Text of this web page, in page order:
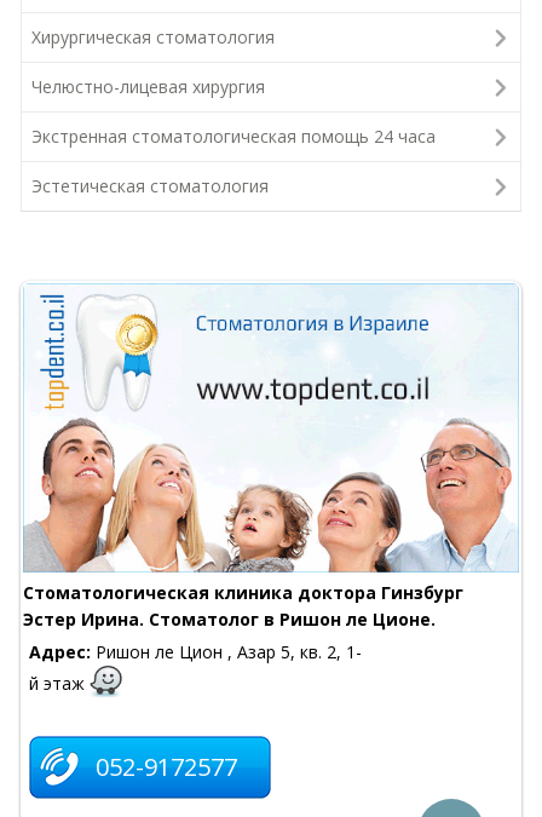
Хирургическая стоматология
Челюстно-лицевая хирургия
Экстренная стоматологическая помощь 24 часа
Эстетическая стоматология
Стоматологическая клиника доктора Гинзбург
Эстер Ирина. Стоматолог в Ришон ле Ционе.
Адрес: Ришон ле Цион , Азар 5, кв. 2, 1-
й этаж
052-9172577